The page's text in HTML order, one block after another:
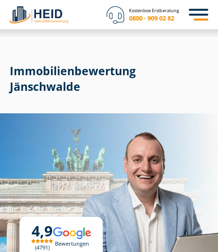
Kostenlose Erstberatung
0800 - 909 02 82
4,9
4791
Bewertungen
Immobilien­bewertung
Jänschwalde